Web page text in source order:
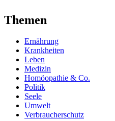
Themen
Ernährung
Krankheiten
Leben
Medizin
Homöopathie & Co.
Politik
Seele
Umwelt
Verbraucherschutz